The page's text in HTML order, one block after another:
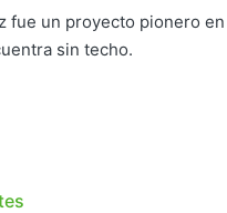
fue un proyecto pionero
sin techo.